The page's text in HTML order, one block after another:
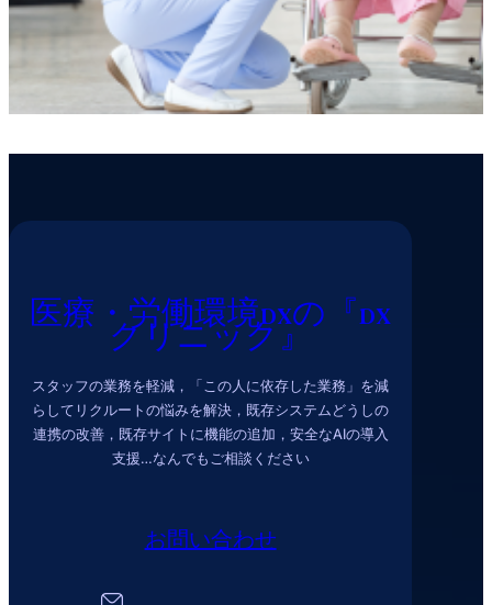
医療・労働環境DXの『DX
クリニック』
スタッフの業務を軽減，「この人に依存した業務」を減
らしてリクルートの悩みを解決，既存システムどうしの
連携の改善，既存サイトに機能の追加，安全なAIの導入
支援…なんでもご相談ください
お問い合わせ